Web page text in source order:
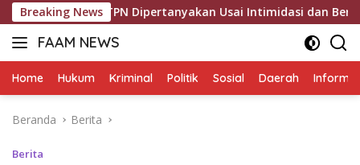
Langsung
ke
konten
Breaking News
DC BTPN Dipertanyakan Usai Intimidasi dan Bersilat Lidah
FAAM NEWS
Mengungkap
Mengawal
Home Hukum Kriminal Politik Sosial Daerah
Beranda Berita
Berita